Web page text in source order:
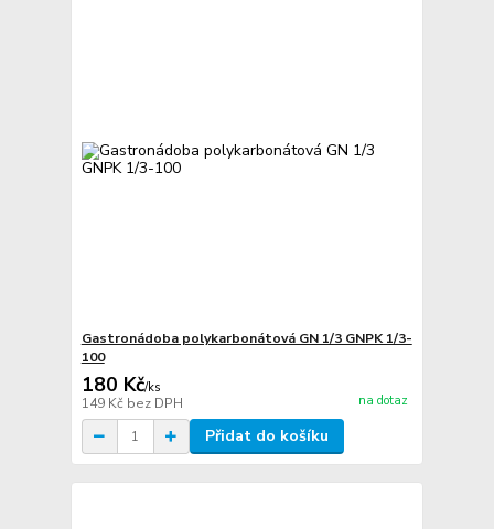
Gastronádoba polykarbonátová GN 1/3 GNPK 1/3-
100
180 Kč/ks
149 Kč bez DPH na dotaz
Přidat do košíku